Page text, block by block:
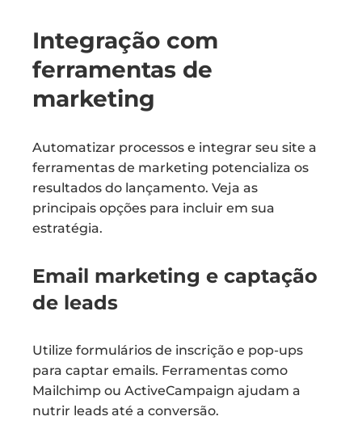
Integração com
ferramentas de
marketing
Automatizar processos e integrar seu site a
ferramentas de marketing potencializa os
resultados do lançamento. Veja as
principais opções para incluir em sua
estratégia.
Email marketing e captação
de leads
Utilize formulários de inscrição e pop-ups
para captar emails. Ferramentas como
Mailchimp ou ActiveCampaign ajudam a
nutrir leads até a conversão.